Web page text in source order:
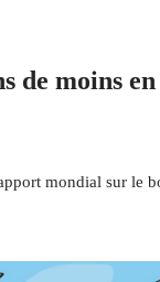
de moins
mondial sur le